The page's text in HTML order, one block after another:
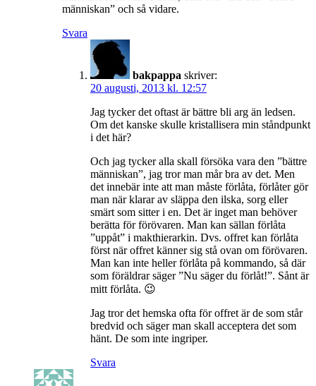
människan” och så vidare.
Svara
bakpappa skriver:
20 augusti, 2013 kl. 12:57
Jag tycker det oftast är bättre bli arg än ledsen.
Om det kanske skulle kristallisera min ståndpunkt
i det här?
Och jag tycker alla skall försöka vara den ”bättre
människan”, jag tror man mår bra av det. Men
det innebär inte att man måste förlåta, förlåter gör
man när klarar av släppa den ilska, sorg eller
smärt som sitter i en. Det är inget man behöver
berätta för förövaren. Man kan sällan förlåta
”uppåt” i makthierarkin. Dvs. offret kan förlåta
först när offret känner sig stå ovan om förövaren.
Man kan inte heller förlåta på kommando, så där
som föräldrar säger ”Nu säger du förlåt!”. Sånt är
mitt förlåta. 😉
Jag tror det hemska ofta för offret är de som står
bredvid och säger man skall acceptera det som
hänt. De som inte ingriper.
Svara